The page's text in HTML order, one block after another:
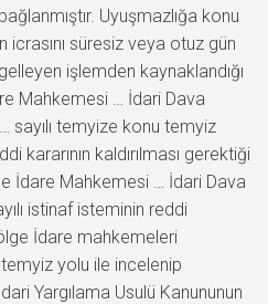
Uyuşmazlığa konu
icrasını süresiz veya otuz gün
işlemden kaynaklandığı
Mahkemesi … İdari Dava
sayılı temyize konu temyiz
kararının kaldırılması gerektiği
İdare Mahkemesi … İdari Dava
istinaf isteminin reddi
İdare mahkemeleri
yolu ile incelenip
Yargılama Usulü Kanununun